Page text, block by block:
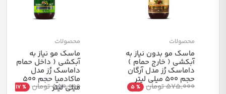
محصولات
ماسک مو بدون نیاز به
آبکشی ( خارج حمام )
داماسک رُز مدل آرگان
حجم 500 میلی لیتر
575٬000 تومان % 5
محصولات
ماسک مو نیاز به
آبکشی ( داخل حمام )
داماسک رُز مدل
ماکادمیا حجم 500
میلی لیتر
550٬000 تومان % 17